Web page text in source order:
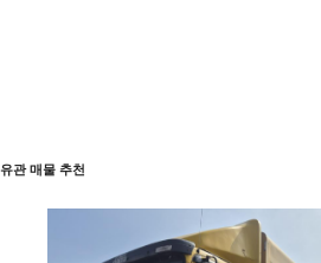
유관 매물 추천